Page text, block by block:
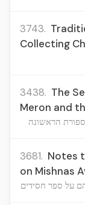
3743.
Collecting
3438. The
Meron and
הראשונה
3681. Notes
on Mishnas
על ספר חסידים